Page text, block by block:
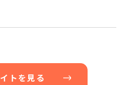
トを見る